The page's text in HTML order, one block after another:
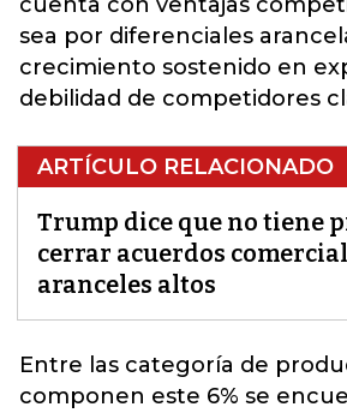
sea por diferenciales
crecimiento sostenido en
debilidad de competidores
ARTÍCULO RELACIONADO
Trump dice que no tiene
cerrar acuerdos
aranceles altos
Entre las categoría de
componen este 6% se